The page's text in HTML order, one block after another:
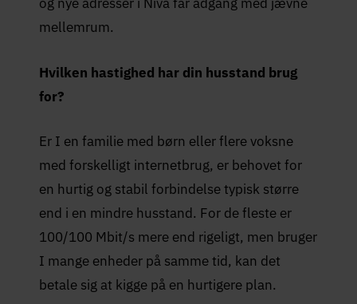
mellemrum.
Hvilken hastighed har din husstand brug
for?
Er I en familie med børn eller flere voksne
med forskelligt internetbrug, er behovet for
en hurtig og stabil forbindelse typisk større
end i en mindre husstand. For de fleste er
100/100 Mbit/s mere end rigeligt, men bruger
I mange enheder på samme tid, kan det
betale sig at kigge på en hurtigere plan.